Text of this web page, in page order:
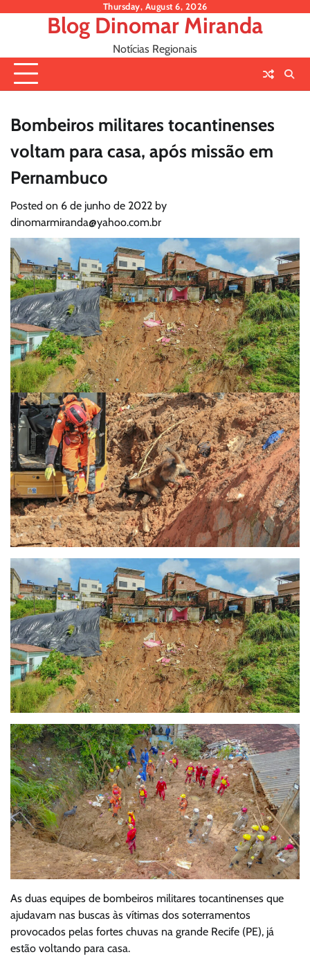
Thursday, August 6, 2026
Blog Dinomar Miranda
Notícias Regionais
Bombeiros militares tocantinenses
voltam para casa, após missão em
Pernambuco
Posted on 6 de junho de 2022 by
dinomarmiranda@yahoo.com.br
As duas equipes de bombeiros militares tocantinenses que
ajudavam nas buscas às vítimas dos soterramentos
provocados pelas fortes chuvas na grande Recife (PE), já
estão voltando para casa.